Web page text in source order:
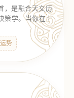
，是融合天文历
策学。当你在十
势